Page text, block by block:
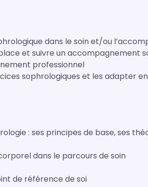
dans le soin et/ou
et suivre un accompagnement
professionnel
sophrologiques et les adapter
: ses principes de base, ses
dans le parcours de soin
de référence de soi